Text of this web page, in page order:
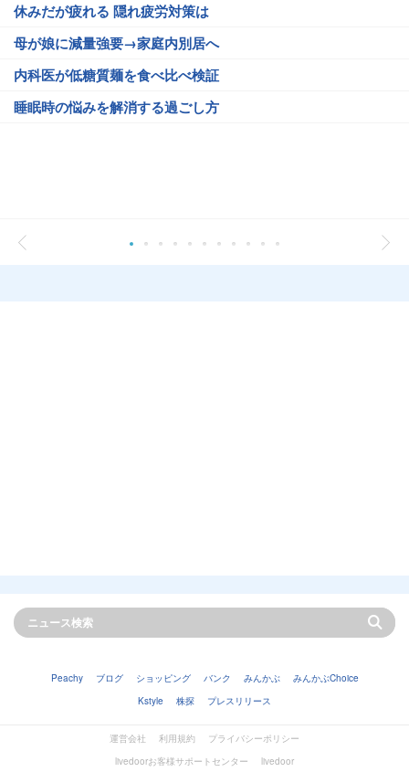
休みだが疲れる 隠れ疲労対策は
母が娘に減量強要→家庭内別居へ
内科医が低糖質麺を食べ比べ検証
睡眠時の悩みを解消する過ごし方
Peachy ブログ ショッピング バンク みんかぶ
みんかぶChoice
Kstyle
株探 プレスリリース
運営会社 利用規約
プライバシーポリシー
livedoorお客様サポートセンター
livedoor